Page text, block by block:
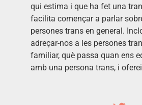
qui estima i que ha fet una
facilita començar a parlar
persones trans en general.
adreçar-nos a les persones
familiar, què passa quan ens
amb una persona trans, i